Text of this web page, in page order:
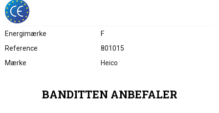
Energimærke
F
Reference
801015
Mærke
Heico
BANDITTEN ANBEFALER